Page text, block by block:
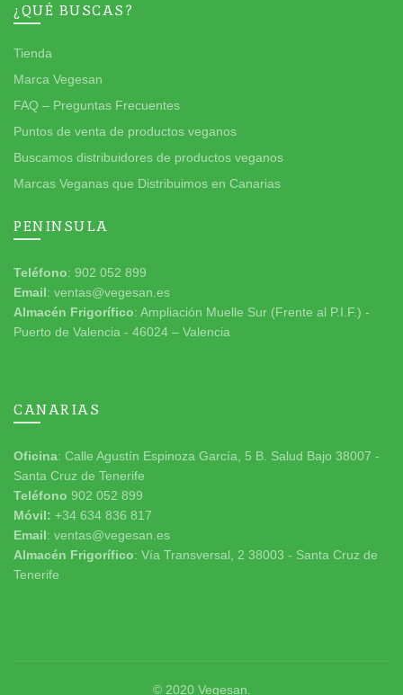
¿QUÉ BUSCAS?
Tienda
Marca Vegesan
FAQ – Preguntas Frecuentes
Puntos de venta de productos veganos
Buscamos distribuidores de productos veganos
Marcas Veganas que Distribuimos en Canarias
PENINSULA
Teléfono: 902 052 899
Email: ventas@vegesan.es
Almacén Frigorífico: Ampliación Muelle Sur (Frente al P.I.F.) -
Puerto de Valencia - 46024 – Valencia
CANARIAS
Oficina: Calle Agustín Espinoza García, 5 B. Salud Bajo 38007 -
Santa Cruz de Tenerife
Teléfono 902 052 899
Móvil: +34 634 836 817
Email: ventas@vegesan.es
Almacén Frigorífico: Vía Transversal, 2 38003 - Santa Cruz de
Tenerife
© 2020 Vegesan